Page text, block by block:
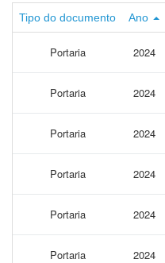
Tipo do documento Ano
Portaria 2024
Portaria 2024
Portaria 2024
Portaria 2024
Portaria 2024
Portaria 2024